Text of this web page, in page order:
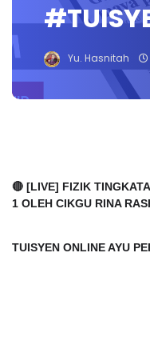
Yu. Hasnitah
🔴 [LIVE] FIZIK
TUISYEN ONLINE AYU